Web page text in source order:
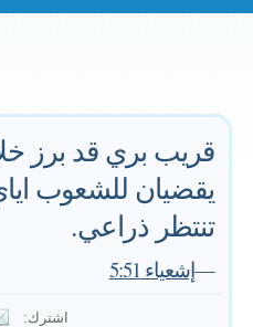
قريب بري قد برز
يقضيان للشعوب
تنتظر ذراعي.
—إشعياء 5:51
اشترك: